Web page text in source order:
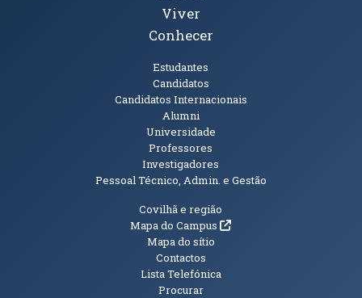
Viver
Conhecer
Estudantes
Candidatos
Candidatos Internacionais
Alumni
Universidade
Professores
Investigadores
Pessoal Técnico, Admin. e Gestão
Informações Adicionais
Covilhã e região
Mapa do Campus(abre em nova janela)
Mapa do sítio
Contactos
Lista Telefónica
Procurar